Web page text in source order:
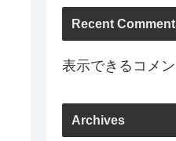
Recent
表示できるコメ
Archives